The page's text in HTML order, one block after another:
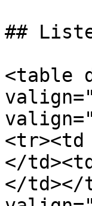
##
<table
<tr><td
</
</td></